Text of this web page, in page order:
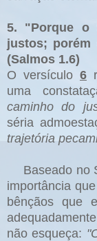
5. "Porque o
justos; porém
(Salmos 1.6)
O versículo 6
uma
caminho do
séria
trajetória
Baseado no
importância
bênçãos que
não esqueça: